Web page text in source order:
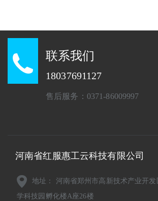
联系我们
18037691127
售后服务：0371-86009997
河南省红服惠工云科技有限公司
地址： 河南省郑州市高新技术产业开发
学科技园孵化楼A座26楼